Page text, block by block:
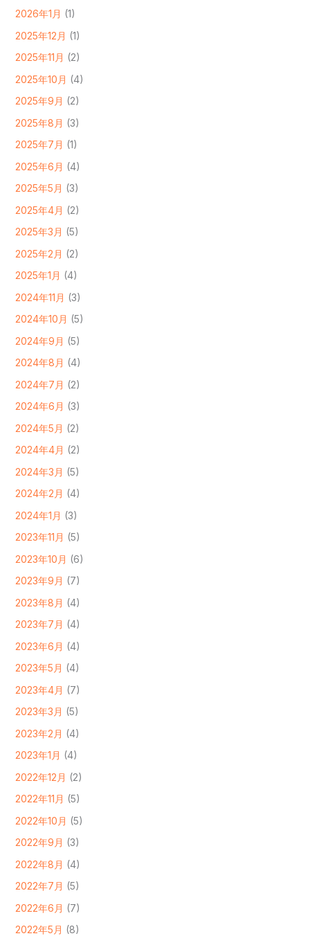
2026年1月 (1)
2025年12月 (1)
2025年11月 (2)
2025年10月 (4)
2025年9月 (2)
2025年8月 (3)
2025年7月 (1)
2025年6月 (4)
2025年5月 (3)
2025年4月 (2)
2025年3月 (5)
2025年2月 (2)
2025年1月 (4)
2024年11月 (3)
2024年10月 (5)
2024年9月 (5)
2024年8月 (4)
2024年7月 (2)
2024年6月 (3)
2024年5月 (2)
2024年4月 (2)
2024年3月 (5)
2024年2月 (4)
2024年1月 (3)
2023年11月 (5)
2023年10月 (6)
2023年9月 (7)
2023年8月 (4)
2023年7月 (4)
2023年6月 (4)
2023年5月 (4)
2023年4月 (7)
2023年3月 (5)
2023年2月 (4)
2023年1月 (4)
2022年12月 (2)
2022年11月 (5)
2022年10月 (5)
2022年9月 (3)
2022年8月 (4)
2022年7月 (5)
2022年6月 (7)
2022年5月 (8)